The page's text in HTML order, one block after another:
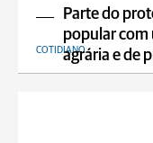
Parte do
popular com
agrária e de
COTIDIANO